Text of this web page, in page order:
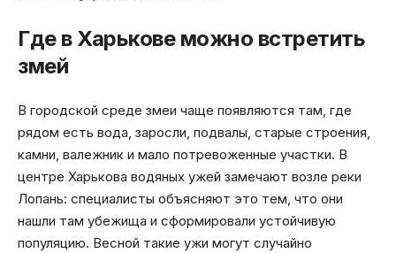
Где в Харькове можно встретить
змей
В городской среде змеи чаще появляются там, где
рядом есть вода, заросли, подвалы, старые строения,
камни, валежник и мало потревоженные участки. В
центре Харькова водяных ужей замечают возле реки
Лопань: специалисты объясняют это тем, что они
нашли там убежища и сформировали устойчивую
популяцию. Весной такие ужи могут случайно